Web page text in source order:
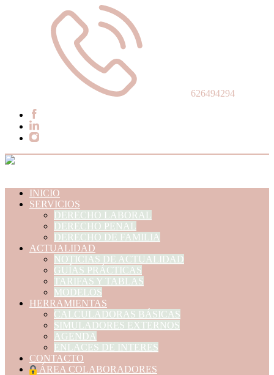
626494294
INICIO
SERVICIOS
DERECHO LABORAL
DERECHO PENAL
DERECHO DE FAMILIA
ACTUALIDAD
NOTICIAS DE ACTUALIDAD
GUÍAS PRÁCTICAS
TARIFAS Y TABLAS
MODELOS
HERRAMIENTAS
CALCULADORAS BÁSICAS
SIMULADORES EXTERNOS
AGENDA
ENLACES DE INTERES
CONTACTO
ÁREA COLABORADORES